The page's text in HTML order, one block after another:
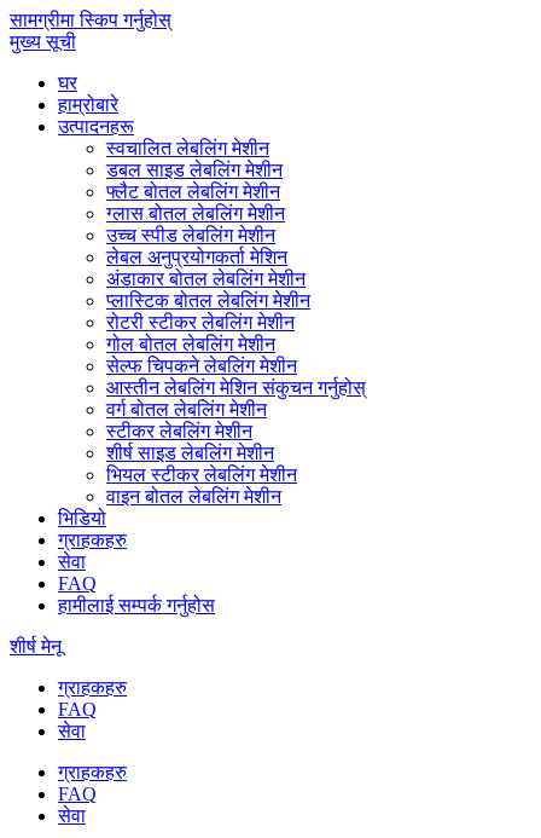
सामग्रीमा स्किप गर्नुहोस्
मुख्य सूची
घर
हाम्रोबारे
उत्पादनहरू
स्वचालित लेबलिंग मेशीन
डबल साइड लेबलिंग मेशीन
फ्लैट बोतल लेबलिंग मेशीन
ग्लास बोतल लेबलिंग मेशीन
उच्च स्पीड लेबलिंग मेशीन
लेबल अनुप्रयोगकर्ता मेशिन
अंडाकार बोतल लेबलिंग मेशीन
प्लास्टिक बोतल लेबलिंग मेशीन
रोटरी स्टीकर लेबलिंग मेशीन
गोल बोतल लेबलिंग मेशीन
सेल्फ चिपकने लेबलिंग मेशीन
आस्तीन लेबलिंग मेशिन संकुचन गर्नुहोस्
वर्ग बोतल लेबलिंग मेशीन
स्टीकर लेबलिंग मेशीन
शीर्ष साइड लेबलिंग मेशीन
भियल स्टीकर लेबलिंग मेशीन
वाइन बोतल लेबलिंग मेशीन
भिडियो
ग्राहकहरु
सेवा
FAQ
हामीलाई सम्पर्क गर्नुहोस
शीर्ष मेनू
ग्राहकहरु
FAQ
सेवा
ग्राहकहरु
FAQ
सेवा